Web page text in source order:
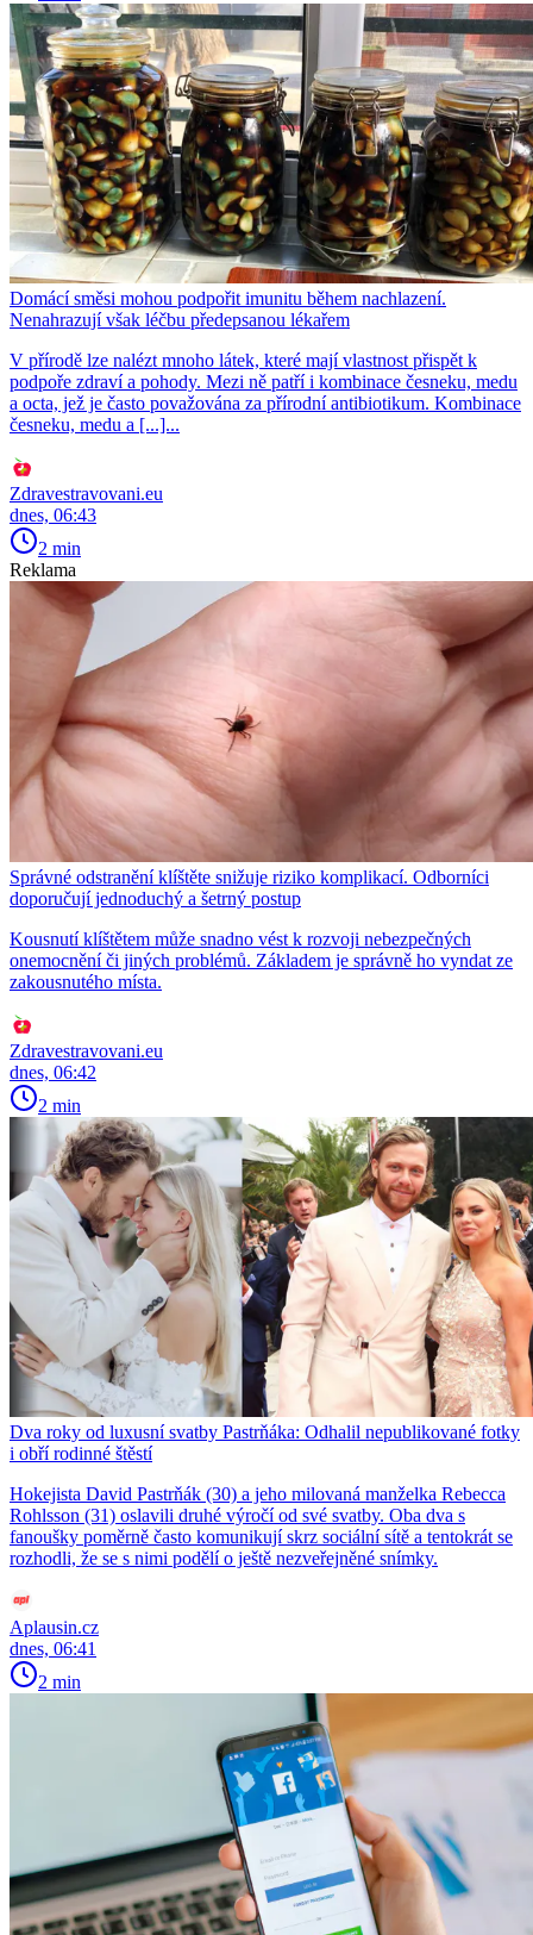
Domácí směsi mohou podpořit imunitu během nachlazení.
Nenahrazují však léčbu předepsanou lékařem
V přírodě lze nalézt mnoho látek, které mají vlastnost přispět k
podpoře zdraví a pohody. Mezi ně patří i kombinace česneku, medu
a octa, jež je často považována za přírodní antibiotikum. Kombinace
česneku, medu a [...]...
Zdravestravovani.eu
dnes, 06:43
2 min
Reklama
Správné odstranění klíštěte snižuje riziko komplikací. Odborníci
doporučují jednoduchý a šetrný postup
Kousnutí klíštětem může snadno vést k rozvoji nebezpečných
onemocnění či jiných problémů. Základem je správně ho vyndat ze
zakousnutého místa.
Zdravestravovani.eu
dnes, 06:42
2 min
Dva roky od luxusní svatby Pastrňáka: Odhalil nepublikované fotky
i obří rodinné štěstí
Hokejista David Pastrňák (30) a jeho milovaná manželka Rebecca
Rohlsson (31) oslavili druhé výročí od své svatby. Oba dva s
fanoušky poměrně často komunikují skrz sociální sítě a tentokrát se
rozhodli, že se s nimi podělí o ještě nezveřejněné snímky.
Aplausin.cz
dnes, 06:41
2 min